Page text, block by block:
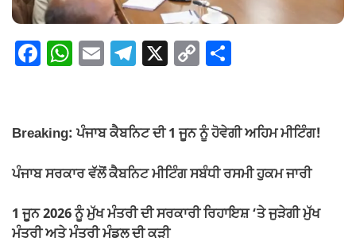
F
e
o
o
k
W
s
p
p
E T
gr
m
X C
y
n
k
e
Breaking: ਪੰਜਾਬ ਕੈਬਨਿਟ ਦੀ 1 ਜੂਨ ਨੂੰ ਹੋਵੇਗੀ ਅਹਿਮ ਮੀਟਿੰਗ!
ਪੰਜਾਬ ਸਰਕਾਰ ਵੱਲੋਂ ਕੈਬਨਿਟ ਮੀਟਿੰਗ ਸਬੰਧੀ ਰਸਮੀ ਹੁਕਮ ਜਾਰੀ
1 ਜੂਨ 2026 ਨੂੰ ਮੁੱਖ ਮੰਤਰੀ ਦੀ ਸਰਕਾਰੀ ਰਿਹਾਇਸ਼ ‘ਤੇ ਜੁੜੇਗੀ ਮੁੱਖ
ਮੰਤਰੀ ਅਤੇ ਮੰਤਰੀ ਮੰਡਲ ਦੀ ਕੜੀ